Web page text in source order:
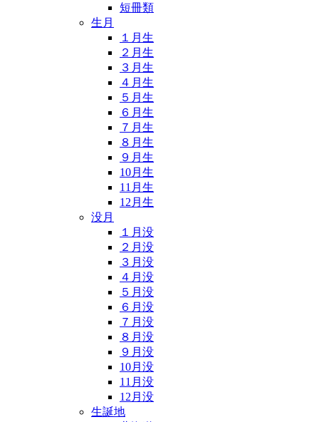
短冊類
生月
１月生
２月生
３月生
４月生
５月生
６月生
７月生
８月生
９月生
10月生
11月生
12月生
没月
１月没
２月没
３月没
４月没
５月没
６月没
７月没
８月没
９月没
10月没
11月没
12月没
生誕地